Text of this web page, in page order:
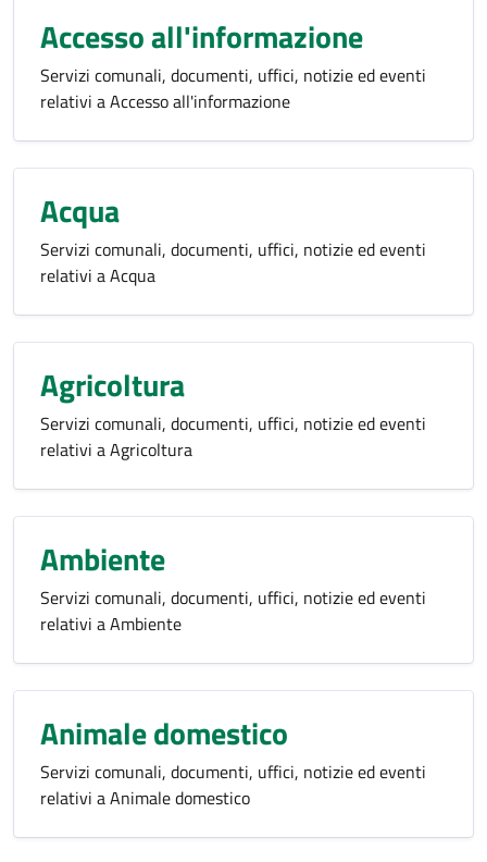
Accesso all'informazione
Servizi comunali, documenti, uffici, notizie ed eventi
relativi a Accesso all'informazione
Acqua
Servizi comunali, documenti, uffici, notizie ed eventi
relativi a Acqua
Agricoltura
Servizi comunali, documenti, uffici, notizie ed eventi
relativi a Agricoltura
Ambiente
Servizi comunali, documenti, uffici, notizie ed eventi
relativi a Ambiente
Animale domestico
Servizi comunali, documenti, uffici, notizie ed eventi
relativi a Animale domestico